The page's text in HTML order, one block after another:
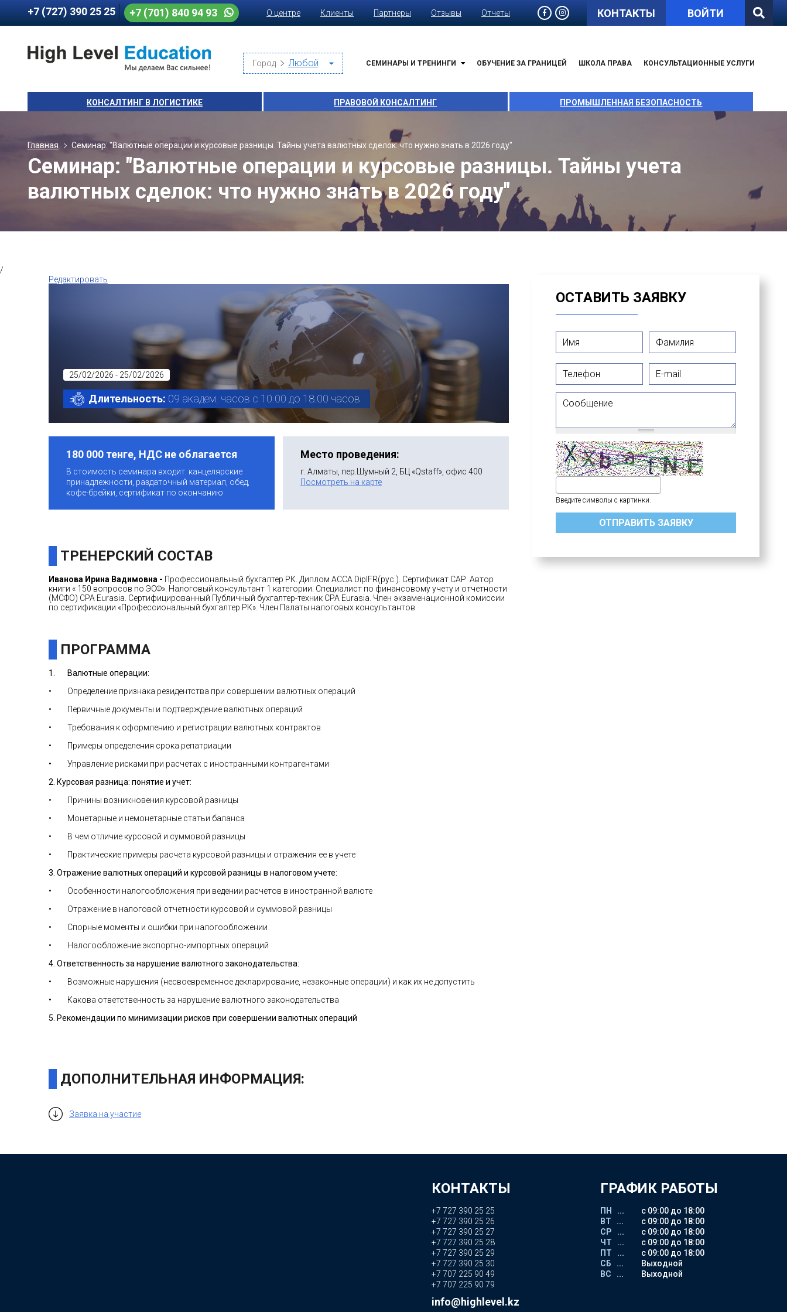
+7 (727) 390 25 25 +7 (701) 840 94 93 О центре Клиенты Партнеры Отзывы Отчеты КОНТАКТЫ ВОЙТИ
Город СЕМИНАРЫ И ТРЕНИНГИ ОБУЧЕНИЕ ЗА ГРАНИЦЕЙ ШКОЛА ПРАВА КОНСУЛЬТАЦИОННЫЕ УСЛУГИ
КОНСАЛТИНГ В ЛОГИСТИКЕ ПРАВОВОЙ КОНСАЛТИНГ ПРОМЫШЛЕННАЯ БЕЗОПАСНОСТЬ
Главная Семинар: "Валютные операции и курсовые разницы. Тайны учета валютных сделок: что нужно знать в 2026 году"
Семинар: "Валютные операции и курсовые разницы. Тайны учета
валютных сделок: что нужно знать в 2026 году"
/
Редактировать
25/02/2026 - 25/02/2026
Длительность: 09 академ. часов с 10.00 до 18.00 часов
180 000 тенге, НДС не облагается
В стоимость семинара входит: канцелярские
принадлежности, раздаточный материал, обед,
кофе-брейки, сертификат по окончанию
Место проведения:
г. Алматы, пер.Шумный 2, БЦ «Qstaff», офис 400
Посмотреть на карте
ТРЕНЕРСКИЙ СОСТАВ
Иванова Ирина Вадимовна - Профессиональный бухгалтер РК. Диплом ACCA DipIFR(рус.). Сертификат САР. Автор
книги « 150 вопросов по ЭСФ». Налоговый консультант 1 категории. Специалист по финансовому учету и отчетности
(МСФО) CPA Eurasia. Сертифицированный Публичный бухгалтер-техник CPA Eurasia. Член экзаменационной комиссии
по сертификации «Профессиональный бухгалтер РК». Член Палаты налоговых консультантов
ПРОГРАММА
1. Валютные операции:
• Определение признака резидентства при совершении валютных операций
• Первичные документы и подтверждение валютных операций
• Требования к оформлению и регистрации валютных контрактов
• Примеры определения срока репатриации
• Управление рисками при расчетах с иностранными контрагентами
2. Курсовая разница: понятие и учет:
• Причины возникновения курсовой разницы
• Монетарные и немонетарные статьи баланса
• В чем отличие курсовой и суммовой разницы
• Практические примеры расчета курсовой разницы и отражения ее в учете
3. Отражение валютных операций и курсовой разницы в налоговом учете:
• Особенности налогообложения при ведении расчетов в иностранной валюте
• Отражение в налоговой отчетности курсовой и суммовой разницы
• Спорные моменты и ошибки при налогообложении
• Налогообложение экспортно-импортных операций
4. Ответственность за нарушение валютного законодательства:
• Возможные нарушения (несвоевременное декларирование, незаконные операции) и как их не допустить
• Какова ответственность за нарушение валютного законодательства
5. Рекомендации по минимизации рисков при совершении валютных операций
ДОПОЛНИТЕЛЬНАЯ ИНФОРМАЦИЯ:
Заявка на участие
ОСТАВИТЬ ЗАЯВКУ
Телефон
Сообщение
Введите символы с картинки.
КОНТАКТЫ
+7 727 390 25 25
+7 727 390 25 26
+7 727 390 25 27
+7 727 390 25 28
+7 727 390 25 29
+7 727 390 25 30
+7 707 225 90 49
+7 707 225 90 79
info@highlevel.kz
ГРАФИК РАБОТЫ
ПН ...
с 09:00 до 18:00
ВТ ...
с 09:00 до 18:00
СР ...
с 09:00 до 18:00
ЧТ ...
с 09:00 до 18:00
ПТ ...
с 09:00 до 18:00
СБ ...
Выходной
ВС ...
Выходной